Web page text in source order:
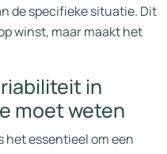
de specifieke situatie. Dit
winst, maar maakt het
in
moet weten
het essentieel om een